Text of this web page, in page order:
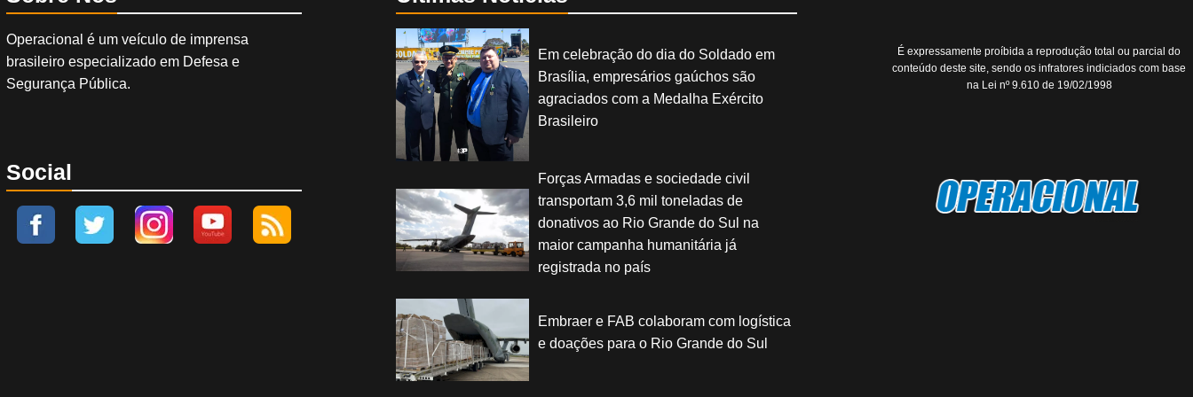
Operacional é um veículo de imprensa
brasileiro especializado em Defesa e
Segurança Pública.
Social
Em celebração do dia do Soldado em
Brasília, empresários gaúchos são
agraciados com a Medalha Exército
Brasileiro
Forças Armadas e sociedade civil
transportam 3,6 mil toneladas de
donativos ao Rio Grande do Sul na
maior campanha humanitária já
registrada no país
Embraer e FAB colaboram com logística
e doações para o Rio Grande do Sul
É expressamente proíbida a reprodução total ou parcial do
conteúdo deste site, sendo os infratores indiciados com base
na Lei nº 9.610 de 19/02/1998